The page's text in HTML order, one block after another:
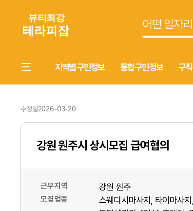
지역별 구인정보 통합 구인정보 구
수정일2026-03-20
강원 원주시 상시모집 급여협의
근무지역 강원 원주
모집업종 스웨디시마사지 타이마사지